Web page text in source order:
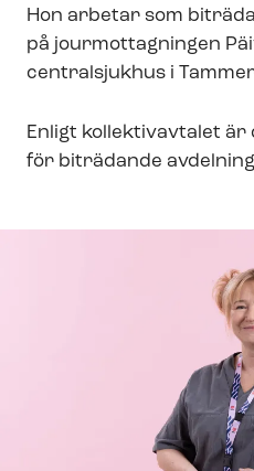
Hon arbetar som
på jourmottagningen
centralsjukhus i
Enligt kollektivavtalet är
för biträdande